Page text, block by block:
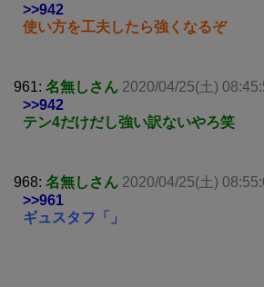
>>942
使い方を工夫したら強くなるぞ
961: 名無しさん 2020/04/25(土)
>>942
テン4だけだし強い訳ないやろ笑
968: 名無しさん 2020/04/25(土)
>>961
ギュスタフ「」